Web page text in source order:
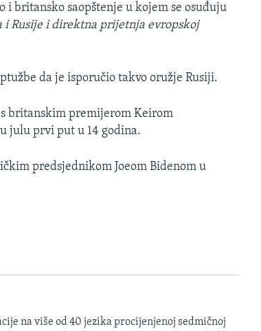
britansko saopštenje u kojem se osuđuju
i Rusije i direktna prijetnja evropskoj
da je isporučio takvo oružje Rusiji.
britanskim premijerom Keirom
julu prvi put u 14 godina.
predsjednikom Joeom Bidenom u
na više od 40 jezika procijenjenoj sedmičnoj